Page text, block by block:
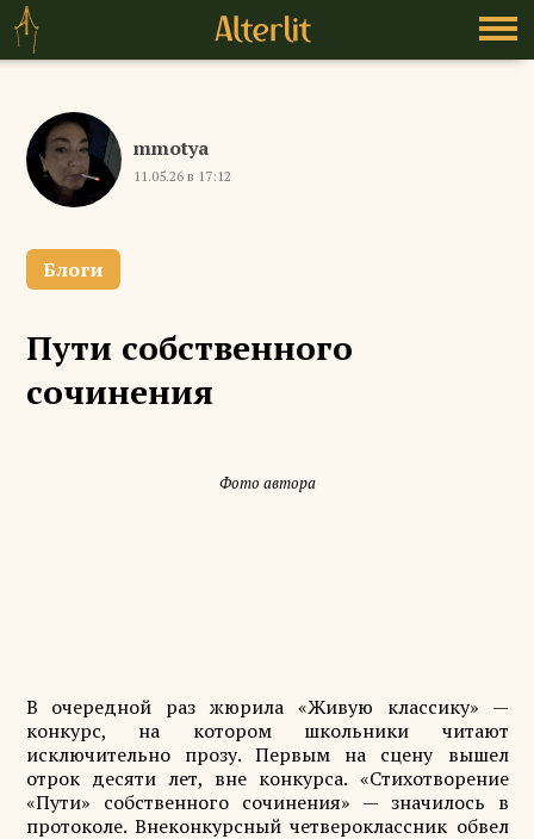
mmotya
11.05.26 в 17:12
Блоги
Пути собственного
сочинения
Фото автора
В очередной раз жюрила «Живую классику» —
конкурс, на котором школьники читают
исключительно прозу. Первым на сцену вышел
отрок десяти лет, вне конкурса. «Стихотворение
«Пути» собственного сочинения» — значилось в
протоколе. Внеконкурсный четвероклассник обвел